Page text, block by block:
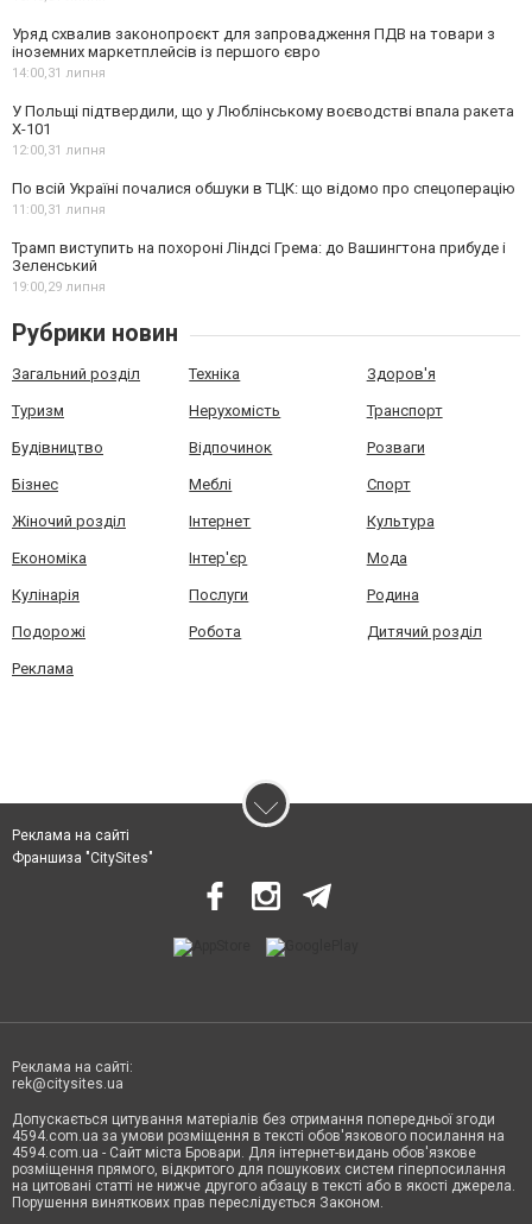
Уряд схвалив законопроєкт для запровадження ПДВ на товари з
іноземних маркетплейсів із першого євро
14:00,31 липня
У Польщі підтвердили, що у Люблінському воєводстві впала ракета
Х-101
12:00,31 липня
По всій Україні почалися обшуки в ТЦК: що відомо про спецоперацію
11:00,31 липня
Трамп виступить на похороні Ліндсі Грема: до Вашингтона прибуде і
Зеленський
19:00,29 липня
Рубрики новин
Загальний розділ Техніка Здоров'я
Туризм Нерухомість Транспорт
Будівництво Відпочинок Розваги
Бізнес Меблі Спорт
Жіночий розділ Інтернет Культура
Економіка Інтер'єр Мода
Кулінарія Послуги Родина
Подорожі Робота Дитячий розділ
Реклама
Реклама на сайті
Франшиза "CitySites"
Реклама на сайті:
rek@citysites.ua
Допускається цитування матеріалів без отримання попередньої згоди
4594.com.ua за умови розміщення в тексті обов'язкового посилання на
4594.com.ua - Сайт міста Бровари. Для інтернет-видань обов'язкове
розміщення прямого, відкритого для пошукових систем гіперпосилання
на цитовані статті не нижче другого абзацу в тексті або в якості джерела.
Порушення виняткових прав переслідується Законом.